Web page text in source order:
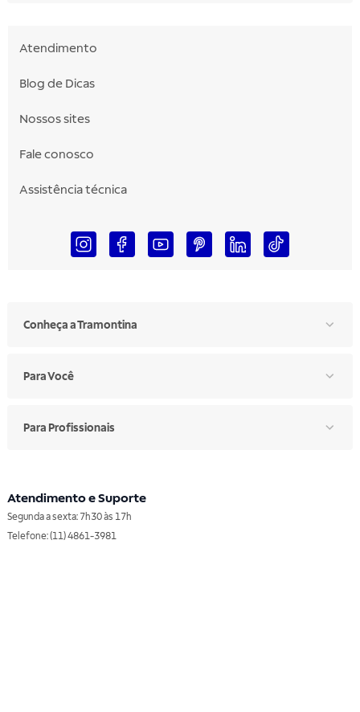
Atendimento
Blog de Dicas
Nossos sites
Fale conosco
Assistência técnica
Conheça a Tramontina
Para Você
Para Profissionais
Atendimento e Suporte
Segunda a sexta: 7h30 às 17h
Telefone: (11) 4861-3981